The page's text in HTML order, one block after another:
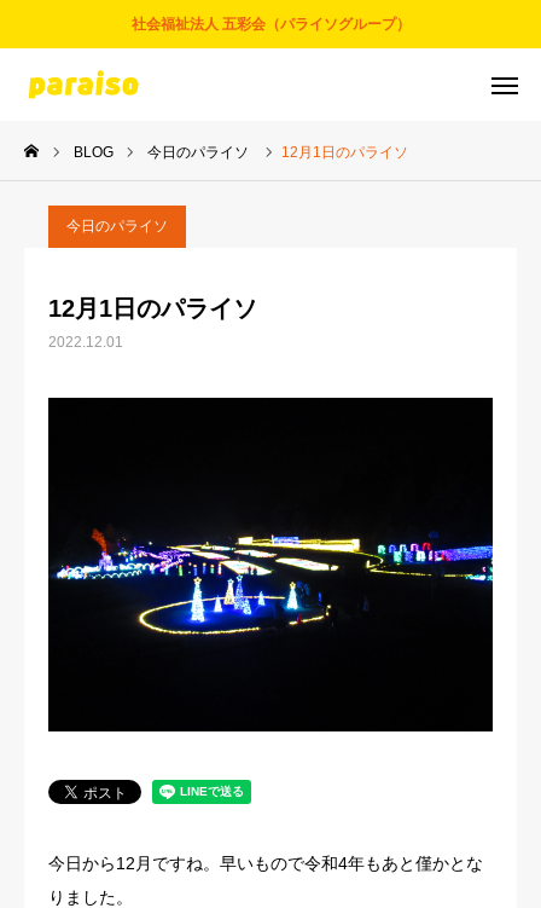
社会福祉法人 五彩会（パライソグループ）
BLOG 今日のパライソ 12月1日のパライソ
今日のパライソ
12月1日のパライソ
2022.12.01
今日から12月ですね。早いもので令和4年もあと僅かとな
りました。
お問合せ サービスについて
アクセス
事業とサービス
スタッフ紹介
法人概要